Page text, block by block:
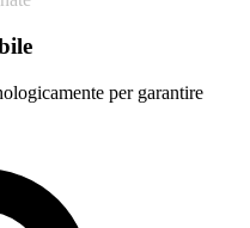
per garantire